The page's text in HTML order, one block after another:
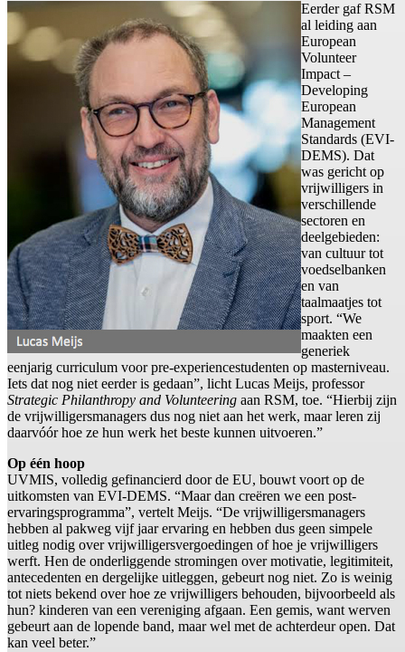
Eerder gaf RSM
al leiding aan
European
Volunteer
Impact –
Developing
European
Management
Standards (EVI-
DEMS). Dat
was gericht op
vrijwilligers in
verschillende
sectoren en
deelgebieden:
van cultuur tot
voedselbanken
en van
taalmaatjes tot
sport. “We
maakten een
generiek
eenjarig curriculum voor pre-experiencestudenten op masterniveau.
Iets dat nog niet eerder is gedaan”, licht Lucas Meijs, professor
Strategic Philanthropy and Volunteering aan RSM, toe. “Hierbij zijn
de vrijwilligersmanagers dus nog niet aan het werk, maar leren zij
daarvóór hoe ze hun werk het beste kunnen uitvoeren.”
Op één hoop
UVMIS, volledig gefinancierd door de EU, bouwt voort op de
uitkomsten van EVI-DEMS. “Maar dan creëren we een post-
ervaringsprogramma”, vertelt Meijs. “De vrijwilligersmanagers
hebben al pakweg vijf jaar ervaring en hebben dus geen simpele
uitleg nodig over vrijwilligersvergoedingen of hoe je vrijwilligers
werft. Hen de onderliggende stromingen over motivatie, legitimiteit,
antecedenten en dergelijke uitleggen, gebeurt nog niet. Zo is weinig
tot niets bekend over hoe ze vrijwilligers behouden, bijvoorbeeld als
hun? kinderen van een vereniging afgaan. Een gemis, want werven
gebeurt aan de lopende band, maar wel met de achterdeur open. Dat
kan veel beter.”